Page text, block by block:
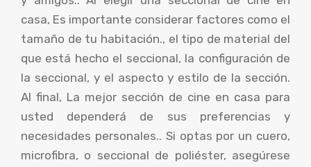
casa, Es importante considerar factores como el
tamaño de tu habitación., el tipo de material del
que está hecho el seccional, la configuración de
la seccional, y el aspecto y estilo de la sección.
Al final, La mejor sección de cine en casa para
usted dependerá de sus preferencias y
necesidades personales.. Si optas por un cuero,
microfibra, o seccional de poliéster, asegúrese